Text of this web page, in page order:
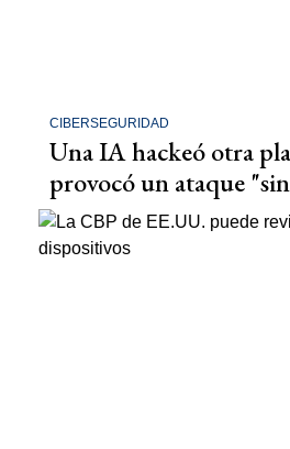
CIBERSEGURIDAD
Una IA hackeó otra
provocó un ataque